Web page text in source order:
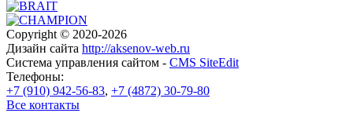
Copyright © 2020-2026
Дизайн сайта http://aksenov-web.ru
Система управления сайтом - CMS SiteEdit
Телефоны:
+7 (910) 942-56-83, +7 (4872) 30-79-80
Все контакты